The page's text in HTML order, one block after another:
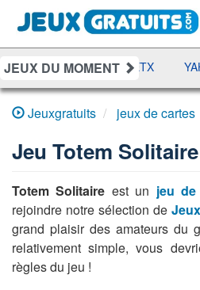
JEUX DU MOMENT
RAMI JETX
Jeuxgratuits jeux de cartes
Jeu Totem Solitaire
Totem Solitaire est un jeu
rejoindre notre sélection de
grand plaisir des amateurs du
relativement simple, vous
règles du jeu !